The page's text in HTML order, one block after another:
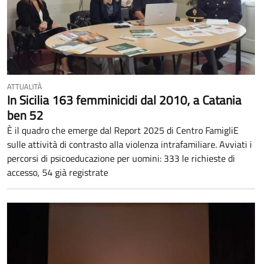
ATTUALITÀ
In Sicilia 163 femminicidi dal 2010, a Catania
ben 52
È il quadro che emerge dal Report 2025 di Centro FamigliE
sulle attività di contrasto alla violenza intrafamiliare. Avviati i
percorsi di psicoeducazione per uomini: 333 le richieste di
accesso, 54 già registrate